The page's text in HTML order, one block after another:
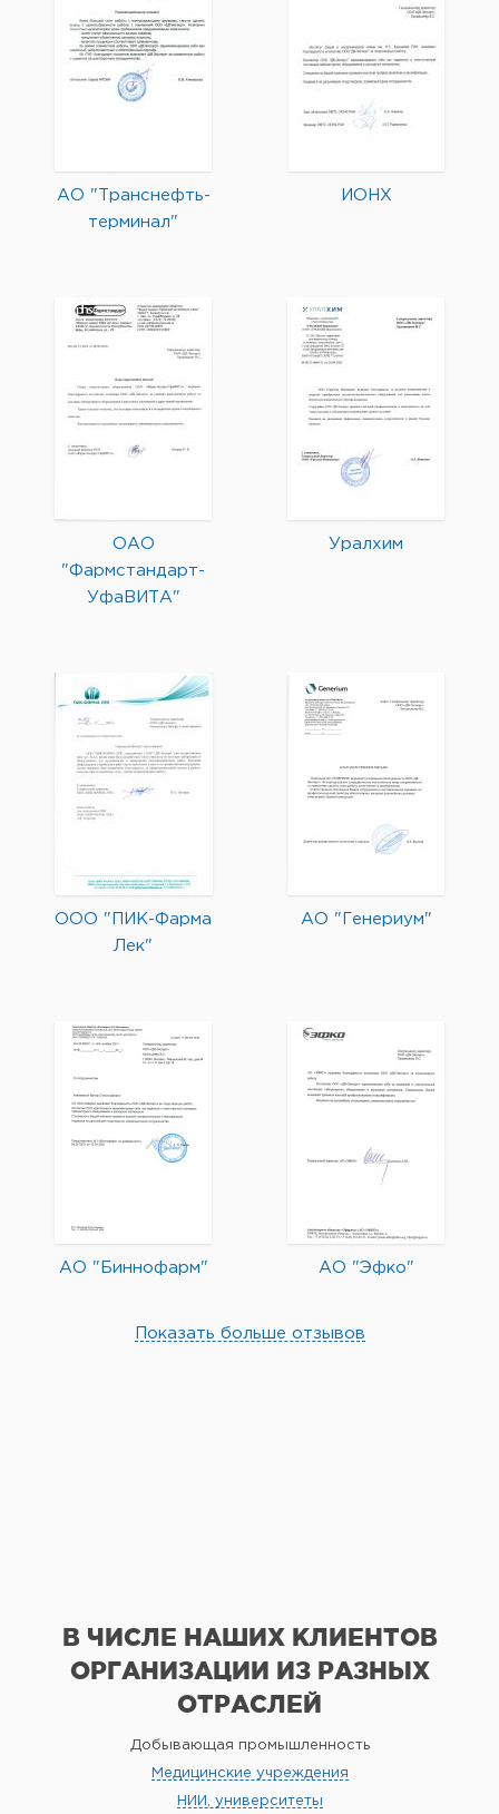
АО "Транснефть-
терминал"
ИОНХ
ОАО
"Фармстандарт-
УфаВИТА"
Уралхим
ООО "ПИК-Фарма
Лек"
АО "Генериум"
АО "Биннофарм" АО "Эфко"
Показать больше отзывов
В ЧИСЛЕ НАШИХ КЛИЕНТОВ
ОРГАНИЗАЦИИ ИЗ РАЗНЫХ
ОТРАСЛЕЙ
Добывающая промышленность
Медицинские учреждения
НИИ, университеты